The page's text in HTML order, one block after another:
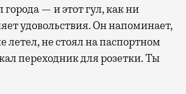
города — и этот гул, как ни
удовольствия. Он напоминает,
летел, не стоял на паспортном
переходник для розетки. Ты